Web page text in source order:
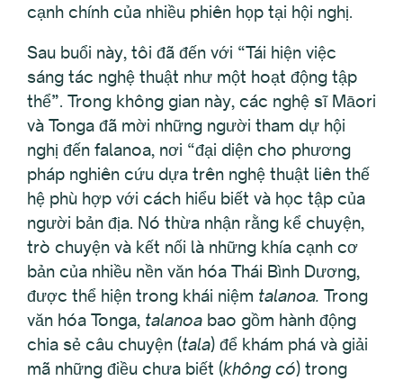
cạnh chính của nhiều phiên họp tại hội nghị.
Sau buổi này, tôi đã đến với “Tái hiện việc
sáng tác nghệ thuật như một hoạt động tập
thể”. Trong không gian này, các nghệ sĩ Māori
và Tonga đã mời những người tham dự hội
nghị đến falanoa, nơi “đại diện cho phương
pháp nghiên cứu dựa trên nghệ thuật liên thế
hệ phù hợp với cách hiểu biết và học tập của
người bản địa. Nó thừa nhận rằng kể chuyện,
trò chuyện và kết nối là những khía cạnh cơ
bản của nhiều nền văn hóa Thái Bình Dương,
được thể hiện trong khái niệm talanoa. Trong
văn hóa Tonga, talanoa bao gồm hành động
chia sẻ câu chuyện (tala) để khám phá và giải
mã những điều chưa biết (không có) trong